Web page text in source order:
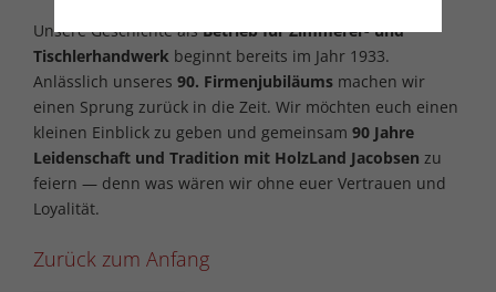
Unsere Geschichte alsBetrieb für Zimmerer- und
Tischlerhandwerk beginnt bereits im Jahr 1933.
Anlässlich unseres 90. Firmenjubiläums machen wir
einen Sprung zurück in die Zeit. Wir möchten euch einen
kleinen Einblick zu geben und gemeinsam 90 Jahre
Leidenschaft und Tradition mit HolzLand Jacobsen zu
feiern — denn was wären wir ohne euer Vertrauen und
Loyalität.
Zurück zum Anfang